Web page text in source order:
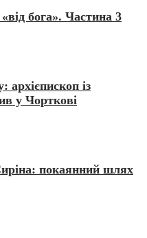
бога». Частина 3
архієпископ із
у Чорткові
покаянний шлях